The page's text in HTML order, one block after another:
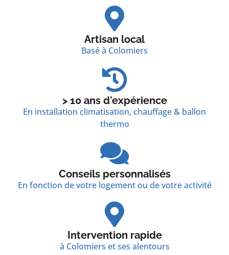
Artisan local
Basé à Colomiers
> 10 ans d'expérience
En installation climatisation, chauffage & ballon
thermo
Conseils personnalisés
En fonction de votre logement ou de votre activité
Intervention rapide
à Colomiers et ses alentours